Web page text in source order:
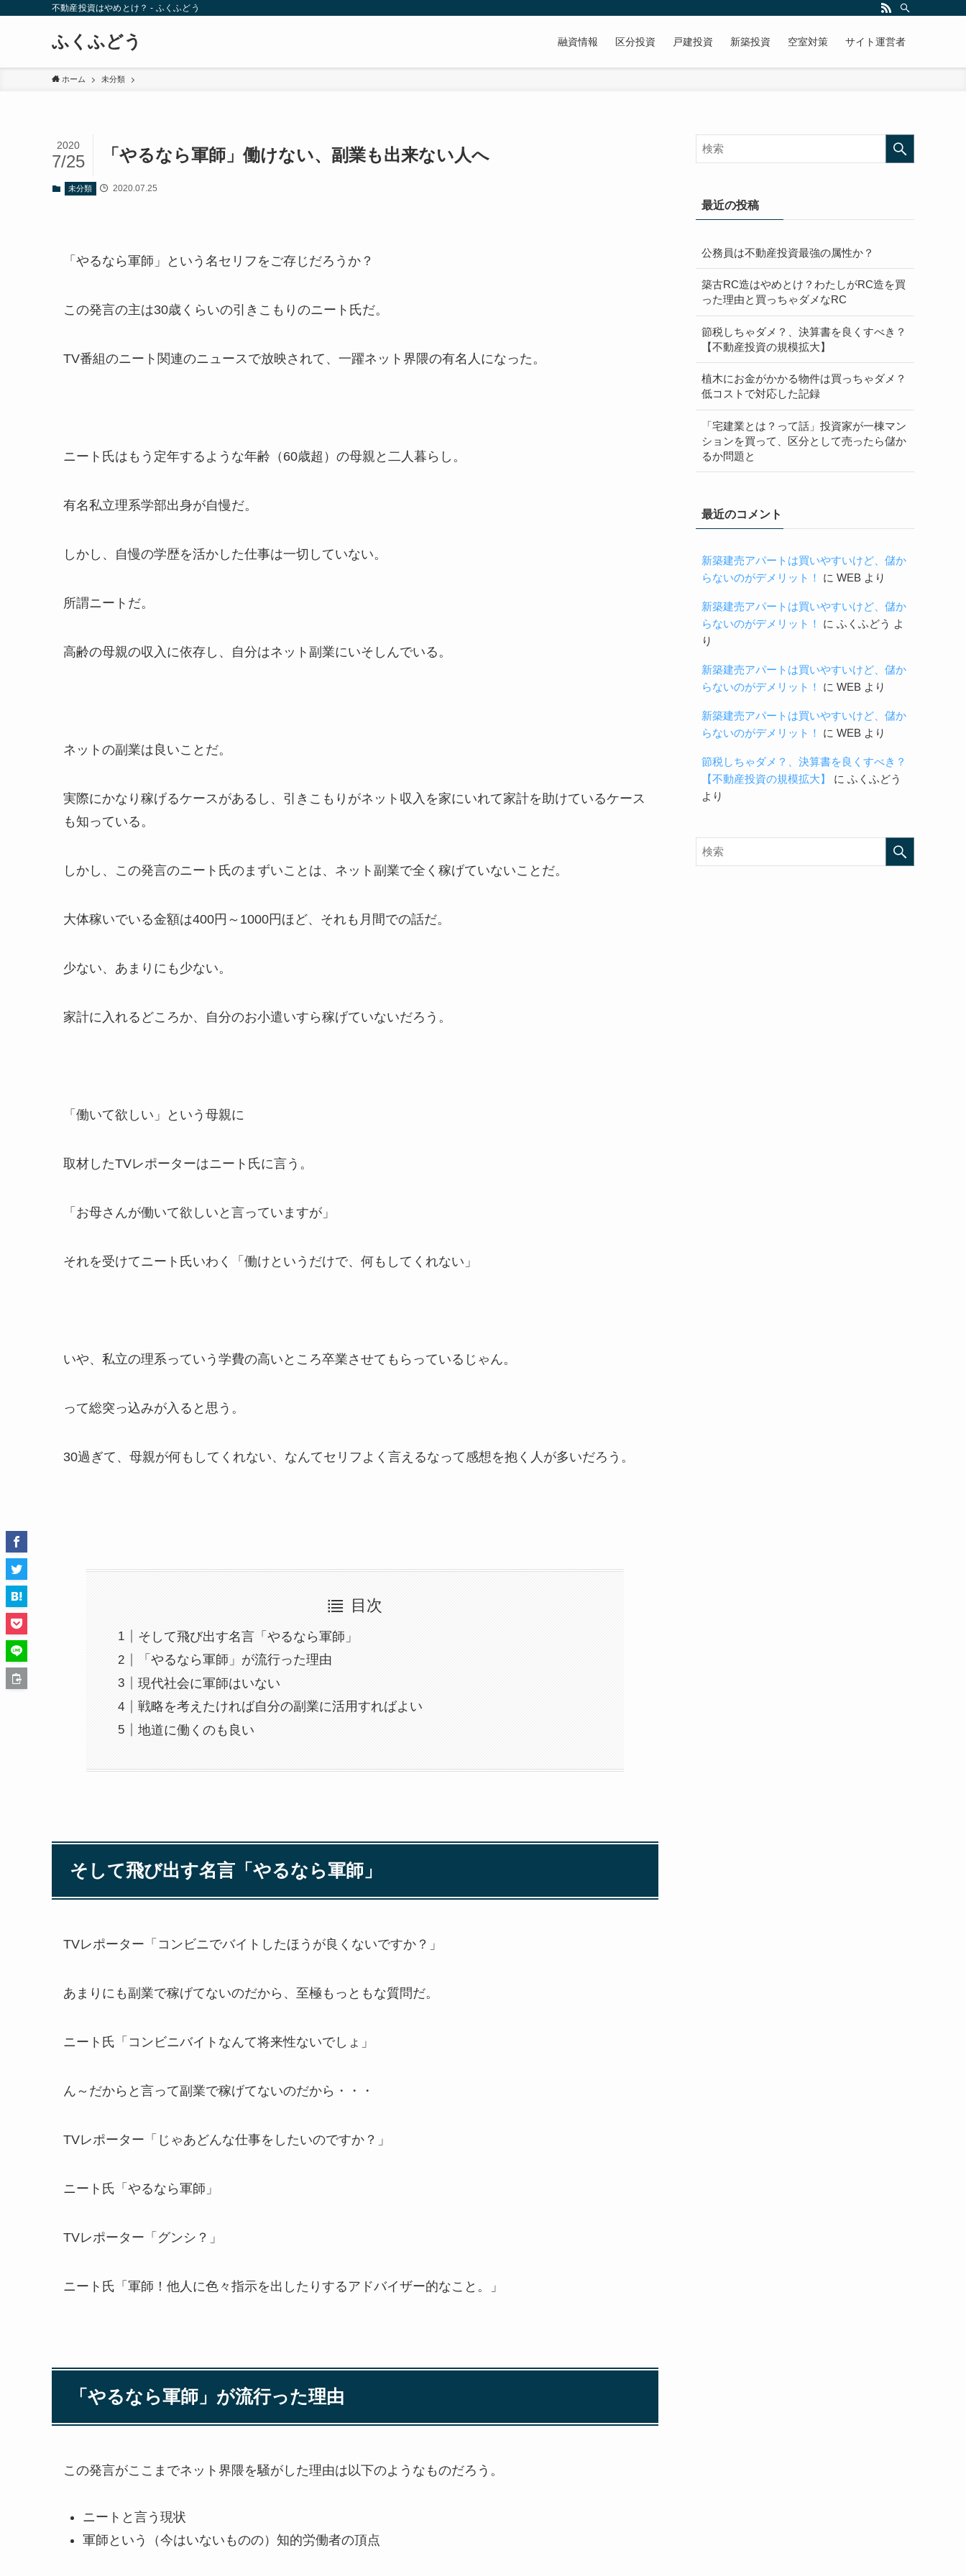
不動産投資はやめとけ？ - ふくふどう
ふくふどう 融資情報 区分投資 戸建投資 新築投資 空室対策 サイト運営者
ホーム 未分類
「やるなら軍師」働けない、副業も出来ない人へ
2020
7/25
未分類 2020.07.25
「やるなら軍師」という名セリフをご存じだろうか？
この発言の主は30歳くらいの引きこもりのニート氏だ。
TV番組のニート関連のニュースで放映されて、一躍ネット界隈の有名人になった。
ニート氏はもう定年するような年齢（60歳超）の母親と二人暮らし。
有名私立理系学部出身が自慢だ。
しかし、自慢の学歴を活かした仕事は一切していない。
所謂ニートだ。
高齢の母親の収入に依存し、自分はネット副業にいそしんでいる。
ネットの副業は良いことだ。
実際にかなり稼げるケースがあるし、引きこもりがネット収入を家にいれて家計を助けているケース
も知っている。
しかし、この発言のニート氏のまずいことは、ネット副業で全く稼げていないことだ。
大体稼いでいる金額は400円～1000円ほど、それも月間での話だ。
少ない、あまりにも少ない。
家計に入れるどころか、自分のお小遣いすら稼げていないだろう。
「働いて欲しい」という母親に
取材したTVレポーターはニート氏に言う。
「お母さんが働いて欲しいと言っていますが」
それを受けてニート氏いわく「働けというだけで、何もしてくれない」
いや、私立の理系っていう学費の高いところ卒業させてもらっているじゃん。
って総突っ込みが入ると思う。
30過ぎて、母親が何もしてくれない、なんてセリフよく言えるなって感想を抱く人が多いだろう。
目次
そして飛び出す名言「やるなら軍師」
「やるなら軍師」が流行った理由
現代社会に軍師はいない
戦略を考えたければ自分の副業に活用すればよい
地道に働くのも良い
そして飛び出す名言「やるなら軍師」
TVレポーター「コンビニでバイトしたほうが良くないですか？」
あまりにも副業で稼げてないのだから、至極もっともな質問だ。
ニート氏「コンビニバイトなんて将来性ないでしょ」
ん～だからと言って副業で稼げてないのだから・・・
TVレポーター「じゃあどんな仕事をしたいのですか？」
ニート氏「やるなら軍師」
TVレポーター「グンシ？」
ニート氏「軍師！他人に色々指示を出したりするアドバイザー的なこと。」
「やるなら軍師」が流行った理由
この発言がここまでネット界隈を騒がした理由は以下のようなものだろう。
ニートと言う現状
軍師という（今はいないものの）知的労働者の頂点
最近の投稿
公務員は不動産投資最強の属性か？
築古RC造はやめとけ？わたしがRC造を買
った理由と買っちゃダメなRC
節税しちゃダメ？、決算書を良くすべき？
【不動産投資の規模拡大】
植木にお金がかかる物件は買っちゃダメ？
低コストで対応した記録
「宅建業とは？って話」投資家が一棟マン
ションを買って、区分として売ったら儲か
るか問題と
最近のコメント
新築建売アパートは買いやすいけど、儲か
らないのがデメリット！
に WEB より
新築建売アパートは買いやすいけど、儲か
らないのがデメリット！
に ふくふどう よ
り
新築建売アパートは買いやすいけど、儲か
らないのがデメリット！
に WEB より
新築建売アパートは買いやすいけど、儲か
らないのがデメリット！
に WEB より
節税しちゃダメ？、決算書を良くすべき？
【不動産投資の規模拡大】
に ふくふどう
より